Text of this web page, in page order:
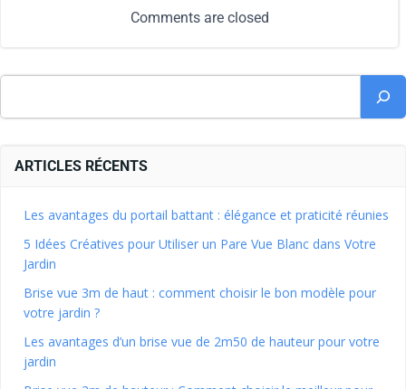
Comments are closed
ARTICLES RÉCENTS
Les avantages du portail battant : élégance et praticité réunies
5 Idées Créatives pour Utiliser un Pare Vue Blanc dans Votre
Jardin
Brise vue 3m de haut : comment choisir le bon modèle pour
votre jardin ?
Les avantages d’un brise vue de 2m50 de hauteur pour votre
jardin